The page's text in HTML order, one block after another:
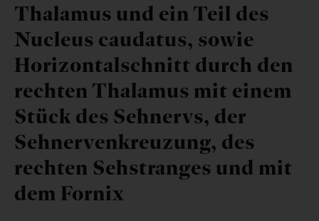
Thalamus und ein Teil des
Nucleus caudatus, sowie
Horizontalschnitt durch den
rechten Thalamus mit einem
Stück des Sehnervs, der
Sehnervenkreuzung, des
rechten Sehstranges und mit
dem Fornix